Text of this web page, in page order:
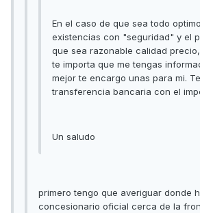
En el caso de que sea todo
existencias con "seguridad" y el
que sea razonable calidad
te importa que me tengas
mejor te encargo unas para mi.
transferencia bancaria con el
Un saludo
primero tengo que averiguar donde
concesionario oficial cerca de la